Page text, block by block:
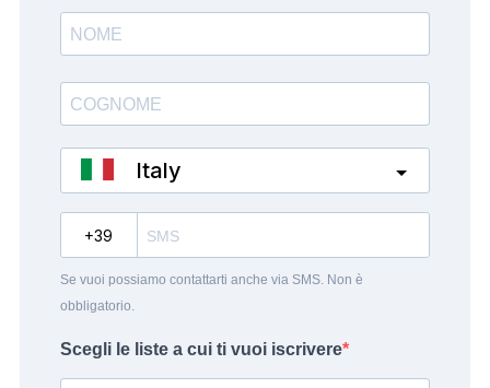
Italy
Se vuoi possiamo contattarti anche via SMS. Non è
obbligatorio.
Scegli le liste a cui ti vuoi iscrivere